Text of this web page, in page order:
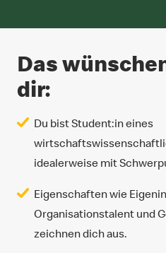
Das
dir:
Du bist Student:in eines
idealerweise mit
Eigenschaften wie
Organisationstalent und
zeichnen dich aus.